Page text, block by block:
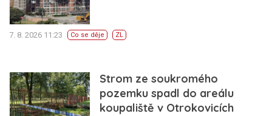
7. 8. 2026 11:23 Co se děje ZL
Strom ze soukromého
pozemku spadl do areálu
koupaliště v Otrokovicích